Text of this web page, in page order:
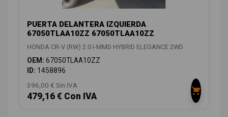
PUERTA DELANTERA IZQUIERDA
67050TLAA10ZZ 67050TLAA10ZZ
HONDA CR-V (RW) 2.0 I-MMD HYBRID ELEGANCE 2WD
OEM: 67050TLAA10ZZ
ID: 1458896
396,00 € Sin IVA
479,16 € Con IVA